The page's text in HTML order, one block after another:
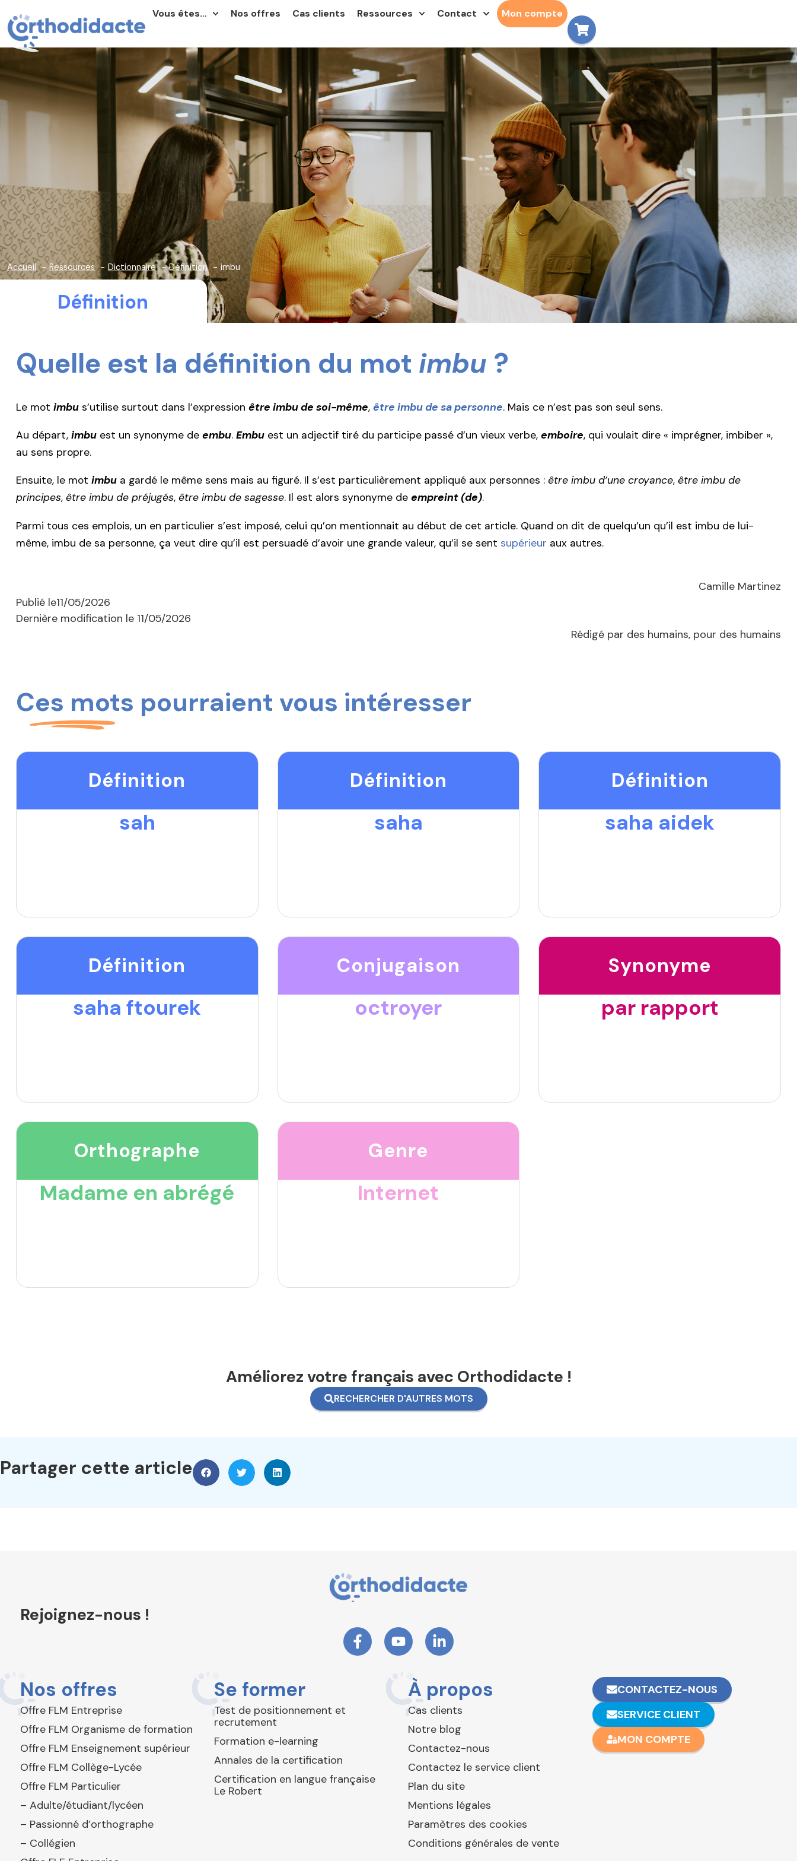
Vous êtes… Nos offres Cas clients Ressources Contact Mon compte
Accueil Ressources Dictionnaire Définition imbu
Définition
Quelle est la définition du mot imbu ?
Le mot imbu s’utilise surtout dans l’expression être imbu de soi-même, être imbu de sa personne. Mais ce n’est pas son seul sens.
Au départ, imbu est un synonyme de embu. Embu est un adjectif tiré du participe passé d’un vieux verbe, emboire, qui voulait dire « imprégner, imbiber »,
au sens propre.
Ensuite, le mot imbu a gardé le même sens mais au figuré. Il s’est particulièrement appliqué aux personnes : être imbu d’une croyance, être imbu de
principes, être imbu de préjugés, être imbu de sagesse. Il est alors synonyme de empreint (de).
Parmi tous ces emplois, un en particulier s’est imposé, celui qu’on mentionnait au début de cet article. Quand on dit de quelqu’un qu’il est imbu de lui-
même, imbu de sa personne, ça veut dire qu’il est persuadé d’avoir une grande valeur, qu’il se sent supérieur aux autres.
Camille Martinez
Publié le11/05/2026
Dernière modification le 11/05/2026
Rédigé par des humains, pour des humains
Ces mots pourraient vous intéresser
Définition
sah
Définition
saha
Définition
saha aidek
Définition
saha ftourek
Conjugaison
octroyer
Synonyme
par rapport
Orthographe
Madame en abrégé
Genre
Internet
Améliorez votre français avec Orthodidacte !
RECHERCHER D'AUTRES MOTS
Partager cette article
Rejoignez-nous !
Nos offres
Offre FLM Entreprise
Offre FLM Organisme de formation
Offre FLM Enseignement supérieur
Offre FLM Collège-Lycée
Offre FLM Particulier
– Adulte/étudiant/lycéen
– Passionné d’orthographe
– Collégien
Se former
Test de positionnement et
recrutement
Formation e-learning
Annales de la certification
Certification en langue française
Le Robert
À propos
Cas clients
Notre blog
Contactez-nous
Contactez le service client
Plan du site
Mentions légales
Paramètres des cookies
Conditions générales de vente
CONTACTEZ-NOUS
SERVICE CLIENT
MON COMPTE